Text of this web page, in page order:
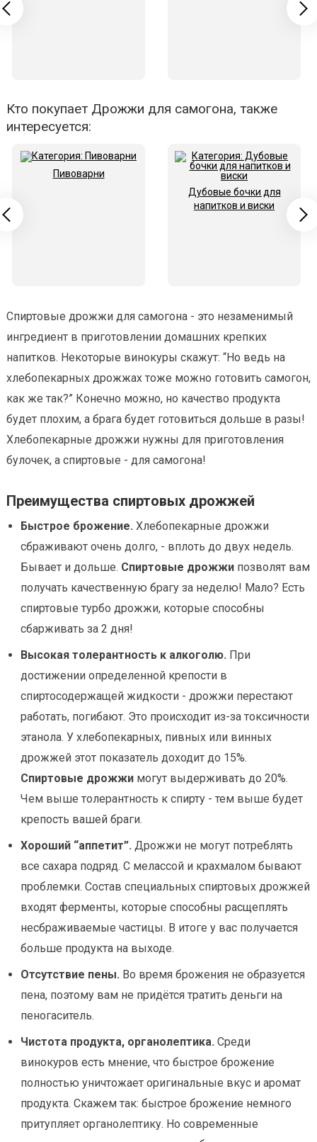
Кто покупает Дрожжи для самогона, также
интересуется:
Пивоварни
Дубовые бочки для
напитков и виски
Спиртовые дрожжи для самогона - это незаменимый
ингредиент в приготовлении домашних крепких
напитков. Некоторые винокуры скажут: “Но ведь на
хлебопекарных дрожжах тоже можно готовить самогон,
как же так?” Конечно можно, но качество продукта
будет плохим, а брага будет готовиться дольше в разы!
Хлебопекарные дрожжи нужны для приготовления
булочек, а спиртовые - для самогона!
Преимущества спиртовых дрожжей
Быстрое брожение. Хлебопекарные дрожжи
сбраживают очень долго, - вплоть до двух недель.
Бывает и дольше. Спиртовые дрожжи позволят вам
получать качественную брагу за неделю! Мало? Есть
спиртовые турбо дрожжи, которые способны
сбарживать за 2 дня!
Высокая толерантность к алкоголю. При
достижении определенной крепости в
спиртосодержащей жидкости - дрожжи перестают
работать, погибают. Это происходит из-за токсичности
этанола. У хлебопекарных, пивных или винных
дрожжей этот показатель доходит до 15%.
Спиртовые дрожжи могут выдерживать до 20%.
Чем выше толерантность к спирту - тем выше будет
крепость вашей браги.
Хороший “аппетит”. Дрожжи не могут потреблять
все сахара подряд. С мелассой и крахмалом бывают
проблемки. Состав специальных спиртовых дрожжей
входят ферменты, которые способны расщеплять
несбраживаемые частицы. В итоге у вас получается
больше продукта на выходе.
Отсутствие пены. Во время брожения не образуется
пена, поэтому вам не придётся тратить деньги на
пеногаситель.
Чистота продукта, органолептика. Среди
винокуров есть мнение, что быстрое брожение
полностью уничтожает оригинальные вкус и аромат
продукта. Скажем так: быстрое брожение немного
притупляет органолептику. Но современные